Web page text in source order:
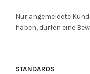
Nur angemeldete
haben, dürfen eine
STANDARDS